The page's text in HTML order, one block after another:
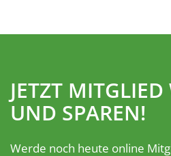
JETZT MITGLIED
UND SPAREN!
Werde noch heute online